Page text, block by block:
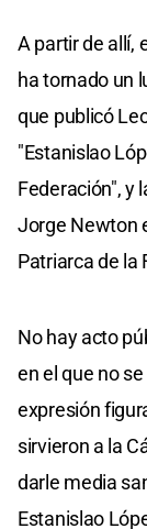
A partir de allí,
ha tornado un
que publicó
"Estanislao
Federación", y
Jorge Newton
Patriarca de la
No hay acto
en el que no
expresión
sirvieron a la
darle media
Estanislao